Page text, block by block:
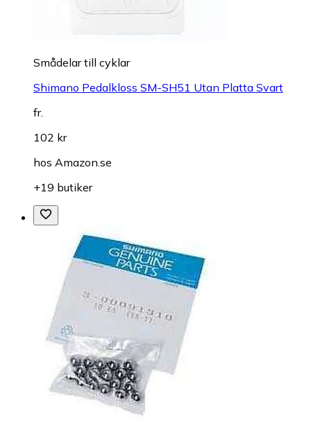
Smådelar till cyklar
Shimano Pedalkloss SM-SH51 Utan Platta Svart
fr.
102 kr
hos Amazon.se
+19 butiker